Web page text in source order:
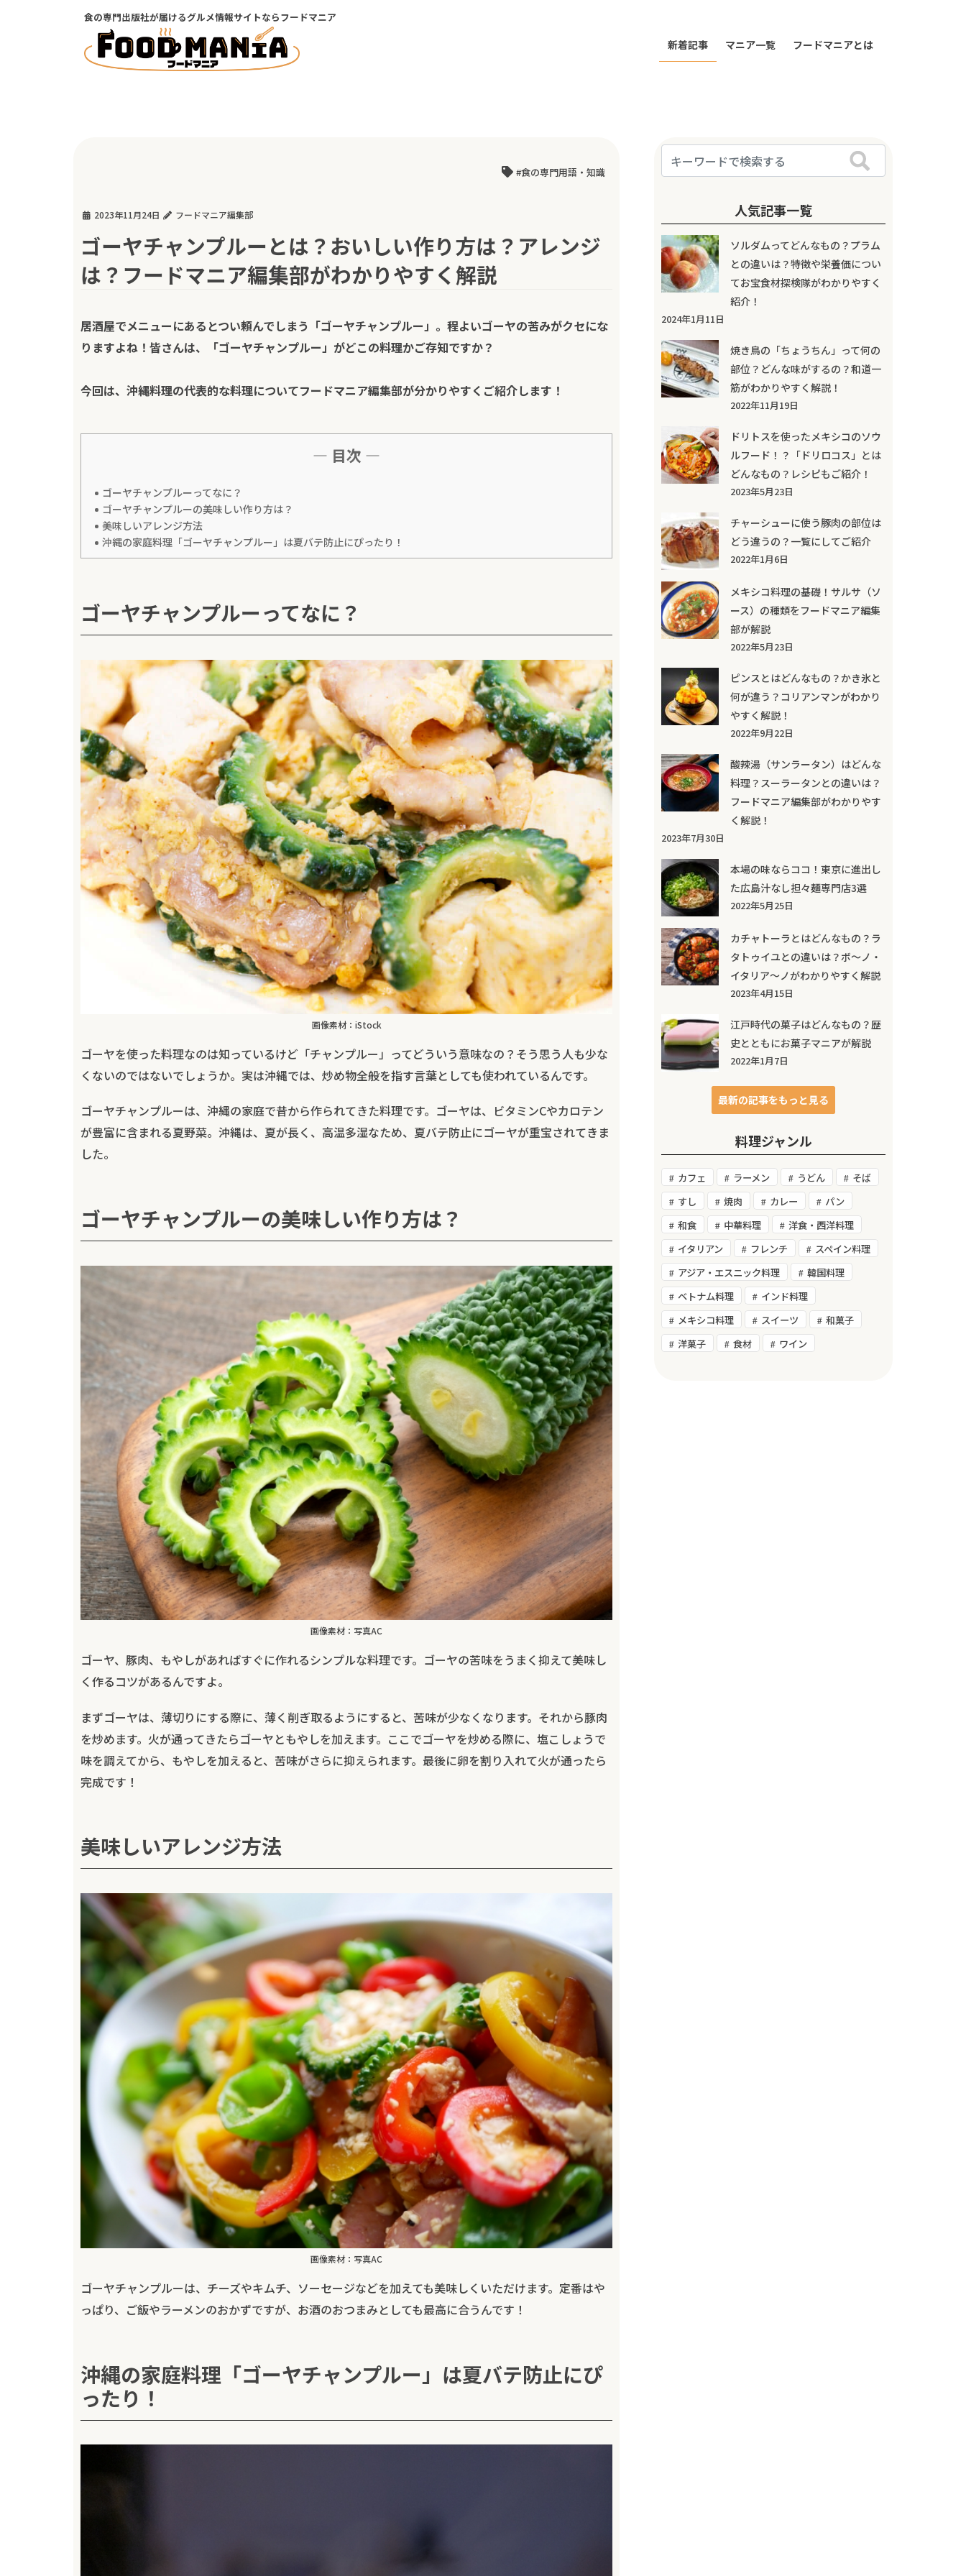
食の専門出版社が届けるグルメ情報サイトならフードマニア
新着記事 マニア一覧 フードマニアとは
食の専門用語・知識
2023年11月24日 フードマニア編集部
ゴーヤチャンプルーとは？おいしい作り方は？アレンジ
は？フードマニア編集部がわかりやすく解説
居酒屋でメニューにあるとつい頼んでしまう「ゴーヤチャンプルー」。程よいゴーヤの苦みがクセにな
りますよね！皆さんは、「ゴーヤチャンプルー」がどこの料理かご存知ですか？
今回は、沖縄料理の代表的な料理についてフードマニア編集部が分かりやすくご紹介します！
— 目次 —
ゴーヤチャンプルーってなに？
ゴーヤチャンプルーの美味しい作り方は？
美味しいアレンジ方法
沖縄の家庭料理「ゴーヤチャンプルー」は夏バテ防止にぴったり！
ゴーヤチャンプルーってなに？
画像素材：iStock
ゴーヤを使った料理なのは知っているけど「チャンプルー」ってどういう意味なの？そう思う人も少な
くないのではないでしょうか。実は沖縄では、炒め物全般を指す言葉としても使われているんです。
ゴーヤチャンプルーは、沖縄の家庭で昔から作られてきた料理です。ゴーヤは、ビタミンCやカロテン
が豊富に含まれる夏野菜。沖縄は、夏が長く、高温多湿なため、夏バテ防止にゴーヤが重宝されてきま
した。
ゴーヤチャンプルーの美味しい作り方は？
画像素材：写真AC
ゴーヤ、豚肉、もやしがあればすぐに作れるシンプルな料理です。ゴーヤの苦味をうまく抑えて美味し
く作るコツがあるんですよ。
まずゴーヤは、薄切りにする際に、薄く削ぎ取るようにすると、苦味が少なくなります。それから豚肉
を炒めます。火が通ってきたらゴーヤともやしを加えます。ここでゴーヤを炒める際に、塩こしょうで
味を調えてから、もやしを加えると、苦味がさらに抑えられます。最後に卵を割り入れて火が通ったら
完成です！
美味しいアレンジ方法
画像素材：写真AC
ゴーヤチャンプルーは、チーズやキムチ、ソーセージなどを加えても美味しくいただけます。定番はや
っぱり、ご飯やラーメンのおかずですが、お酒のおつまみとしても最高に合うんです！
沖縄の家庭料理「ゴーヤチャンプルー」は夏バテ防止にぴ
ったり！
人気記事一覧
ソルダムってどんなもの？プラム
との違いは？特徴や栄養価につい
てお宝食材探検隊がわかりやすく
紹介！
2024年1月11日
焼き鳥の「ちょうちん」って何の
部位？どんな味がするの？和道一
筋がわかりやすく解説！
2022年11月19日
ドリトスを使ったメキシコのソウ
ルフード！？「ドリロコス」とは
どんなもの？レシピもご紹介！
2023年5月23日
チャーシューに使う豚肉の部位は
どう違うの？一覧にしてご紹介
2022年1月6日
メキシコ料理の基礎！サルサ（ソ
ース）の種類をフードマニア編集
部が解説
2022年5月23日
ピンスとはどんなもの？かき氷と
何が違う？コリアンマンがわかり
やすく解説！
2022年9月22日
酸辣湯（サンラータン）はどんな
料理？スーラータンとの違いは？
フードマニア編集部がわかりやす
く解説！
2023年7月30日
本場の味ならココ！東京に進出し
た広島汁なし担々麺専門店3選
2022年5月25日
カチャトーラとはどんなもの？ラ
タトゥイユとの違いは？ボ～ノ・
イタリア～ノがわかりやすく解説
2023年4月15日
江戸時代の菓子はどんなもの？歴
史とともにお菓子マニアが解説
2022年1月7日
最新の記事をもっと見る
料理ジャンル
カフェ ラーメン うどん
そば
すし
焼肉 カレー
パン
和食
中華料理
洋食・西洋料理
イタリアン
フレンチ
スペイン料理
アジア・エスニック料理
韓国料理
ベトナム料理
インド料理
メキシコ料理
スイーツ
和菓子
洋菓子
食材 ワイン